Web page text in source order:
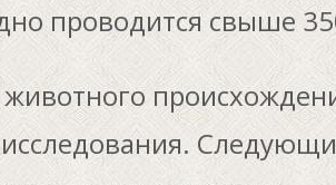
проводится свыше